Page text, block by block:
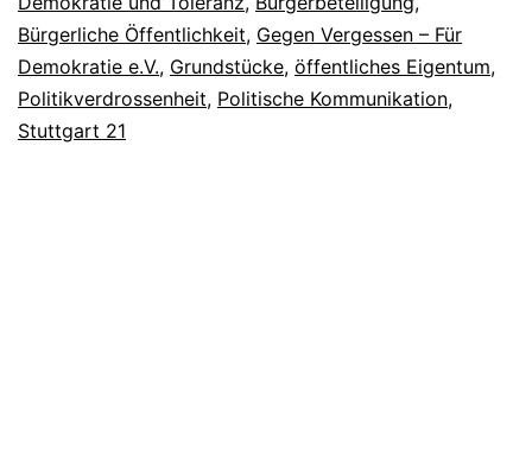
Bürgerliche Öffentlichkeit, Gegen Vergessen – Für
Demokratie e.V., Grundstücke, öffentliches Eigentum,
Politikverdrossenheit, Politische Kommunikation,
Stuttgart 21